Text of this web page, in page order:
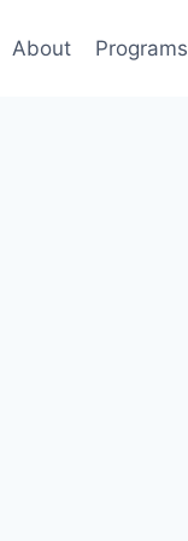
About Programs